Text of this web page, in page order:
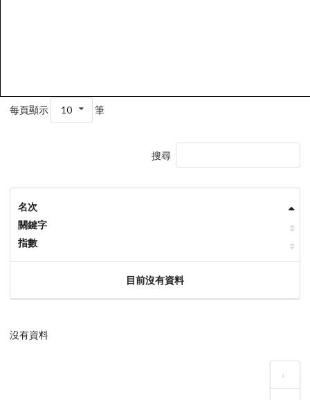
每頁顯示 10 筆
搜尋
名次
關鍵字
指數
目前沒有資料
沒有資料
‹